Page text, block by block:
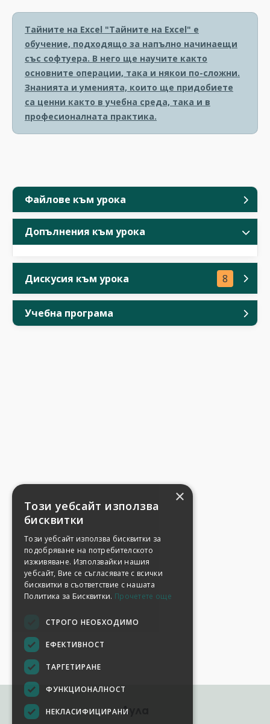
Файлове към урока
Допълнения към урока
Дискусия към урока 8
Учебна програма
Тайните на Excel "Тайните на Excel" е
обучение, подходящо за напълно начинаещи
със софтуера. В него ще научите както
основните операции, така и някои по-сложни.
Знанията и уменията, които ще придобиете
са ценни както в учебна среда, така и в
професионалната практика.
Аула
×
Този уебсайт използва
бисквитки
Този уебсайт използва бисквитки за
подобряване на потребителското
изживяване. Използвайки нашия
уебсайт, Вие се съгласявате с всички
бисквитки в съответствие с нашата
Политика за Бисквитки. Прочетете още
СТРОГО НЕОБХОДИМО
ЕФЕКТИВНОСТ
ТАРГЕТИРАНЕ
ФУНКЦИОНАЛНОСТ
НЕКЛАСИФИЦИРАНИ